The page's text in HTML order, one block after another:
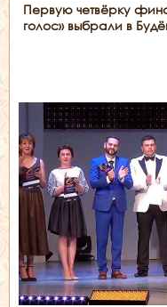
Первую четвёрку
голос» выбрали в